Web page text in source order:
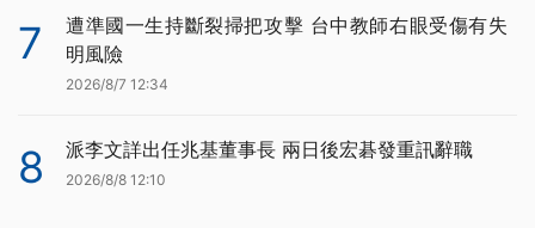
7
遭準國一生持斷裂掃把攻擊 台中教師右眼受傷有失
明風險
2026/8/7 12:34
8 派李文詳出任兆基董事長 兩日後宏碁發重訊辭職
2026/8/8 12:10